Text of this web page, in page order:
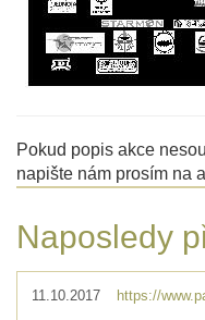
Pokud popis akce
napište nám prosím na
Naposledy
11.10.2017 https://